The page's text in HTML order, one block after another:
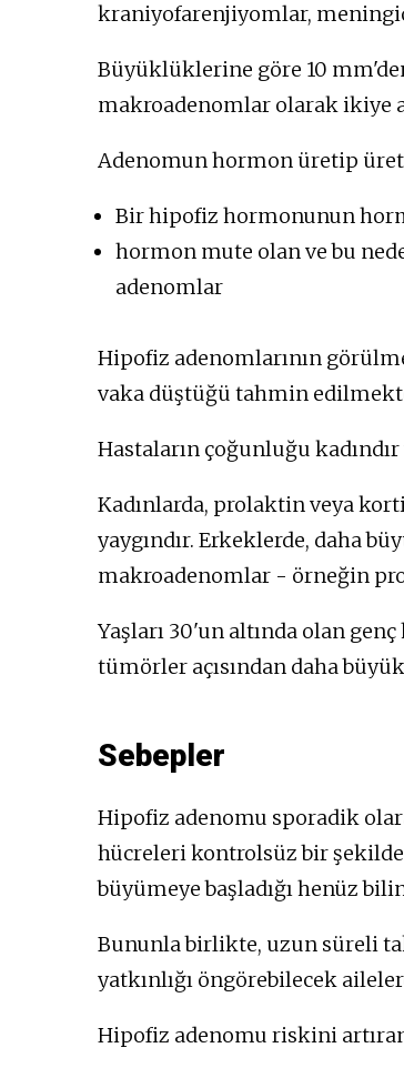
kraniyofarenjiyomlar,
Büyüklüklerine göre 10
makroadenomlar olarak ikiye
Adenomun hormon üretip
Bir hipofiz hormonunun
hormon mute olan ve bu
adenomlar
Hipofiz adenomlarının
vaka düştüğü tahmin
Hastaların çoğunluğu
Kadınlarda, prolaktin veya
yaygındır. Erkeklerde, daha
makroadenomlar - örneğin
Yaşları 30'un altında olan
tümörler açısından daha
Sebepler
Hipofiz adenomu sporadik
hücreleri kontrolsüz bir
büyümeye başladığı henüz
Bununla birlikte, uzun süreli
yatkınlığı öngörebilecek
Hipofiz adenomu riskini